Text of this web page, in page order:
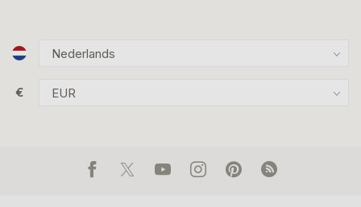
€